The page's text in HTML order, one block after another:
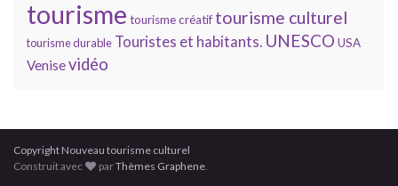
tourisme tourisme créatif tourisme culturel
tourisme durable Touristes et habitants. UNESCO USA
Venisevidéo
Copyright Nouveau tourisme culturel
Construit avec
parThèmes Graphene.